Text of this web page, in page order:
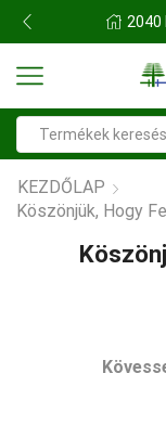
2040
KEZDŐLAP
Köszönjük, Hogy